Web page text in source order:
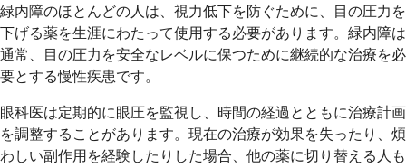
緑内障のほとんどの人は、視力低下を防ぐために、目の圧力を
下げる薬を生涯にわたって使用する必要があります。緑内障は
通常、目の圧力を安全なレベルに保つために継続的な治療を必
要とする慢性疾患です。
眼科医は定期的に眼圧を監視し、時間の経過とともに治療計画
を調整することがあります。現在の治療が効果を失ったり、煩
わしい副作用を経験したりした場合、他の薬に切り替える人も